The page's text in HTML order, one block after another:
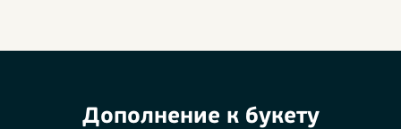
Дополнение к букету